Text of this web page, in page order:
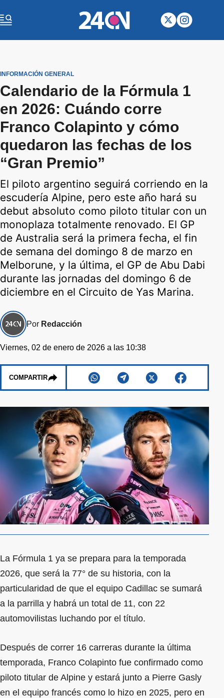
INFORMACIÓN GENERAL
Calendario de la Fórmula 1
en 2026: Cuándo corre
Franco Colapinto y cómo
quedaron las fechas de los
“Gran Premio”
El piloto argentino seguirá corriendo en la
escudería Alpine, pero este año hará su
debut absoluto como piloto titular con un
monoplaza totalmente renovado. El GP
de Australia será la primera fecha, el fin
de semana del domingo 8 de marzo en
Melborune, y la última, el GP de Abu Dabi
durante las jornadas del domingo 6 de
diciembre en el Circuito de Yas Marina.
Por Redacción
Viernes, 02 de enero de 2026 a las 10:38
COMPARTIR
La Fórmula 1 ya se prepara para la temporada
2026, que será la 77° de su historia, con la
particularidad de que el equipo Cadillac se sumará
a la parrilla y habrá un total de 11, con 22
automovilistas luchando por el título.
Después de correr 16 carreras durante la última
temporada, Franco Colapinto fue confirmado como
piloto titular de Alpine y estará junto a Pierre Gasly
en el equipo francés como lo hizo en 2025, pero en